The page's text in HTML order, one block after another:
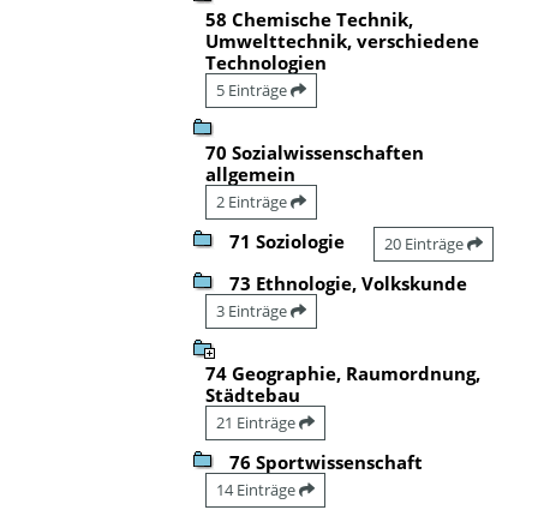
58 Chemische Technik,
Umwelttechnik, verschiedene
Technologien
5 Einträge
70 Sozialwissenschaften
allgemein
2 Einträge
71 Soziologie 20 Einträge
73 Ethnologie, Volkskunde
3 Einträge
74 Geographie, Raumordnung,
Städtebau
21 Einträge
76 Sportwissenschaft
14 Einträge